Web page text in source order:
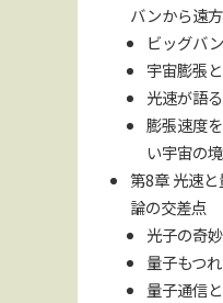
バンから遠
ビッグバ
宇宙膨張
光速が語
膨張速度
い宇宙の
第8章 光速
論の交差点
光子の奇
量子もつ
量子通信